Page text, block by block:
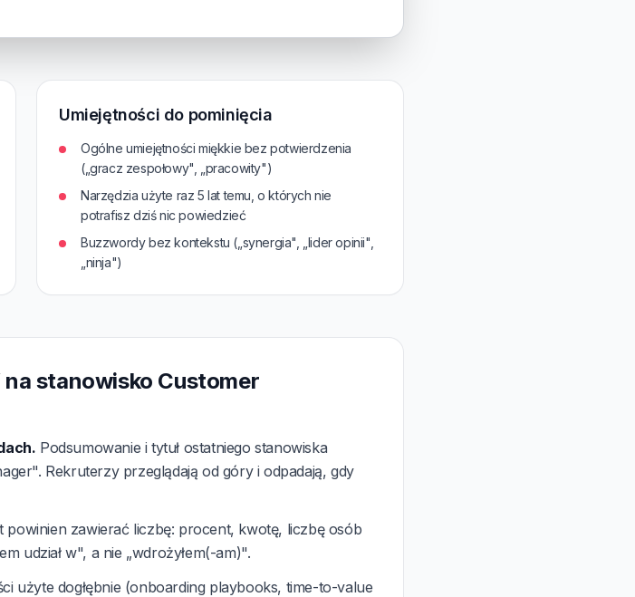
Umiejętności do pominięcia
Ogólne umiejętności miękkie bez potwierdzenia
(„gracz zespołowy", „pracowity")
Narzędzia użyte raz 5 lat temu, o których nie
potrafisz dziś nic powiedzieć
Buzzwordy bez kontekstu („synergia", „lider opinii",
„ninja")
stanowisko Customer
Podsumowanie i tytuł ostatniego stanowiska
Rekruterzy przeglądają od góry i odpadają, gdy
powinien zawierać liczbę: procent, kwotę, liczbę osób
udział w", a nie „wdrożyłem(-am)".
użyte dogłębnie (onboarding playbooks, time-to-value